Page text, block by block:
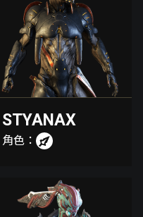
STYANAX
角色：